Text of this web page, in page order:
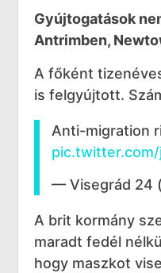
Gyújtogatások
Antrimben,
A főként
is felgyújtott.
Anti-migration
pic.twitter.com/
— Visegrád 24
A brit kormány
maradt fedél
hogy maszkot